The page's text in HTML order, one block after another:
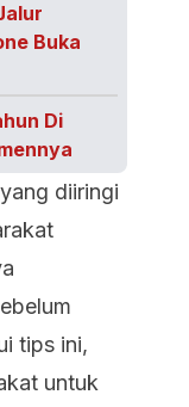
Buka
Di
diiringi
tips ini,
untuk